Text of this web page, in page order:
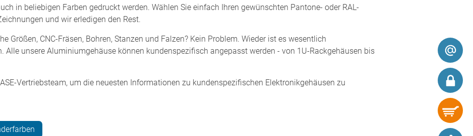
in beliebigen Farben gedruckt werden. Wählen Sie einfach Ihren gewünschten Pantone- oder RAL-
und wir erledigen den Rest.
Größen, CNC-Fräsen, Bohren, Stanzen und Falzen? Kein Problem. Wieder ist es wesentlich
Alle unsere Aluminiumgehäuse können kundenspezifisch angepasst werden - von 1U-Rackgehäusen bis
Vertriebsteam, um die neuesten Informationen zu kundenspezifischen Elektronikgehäusen zu